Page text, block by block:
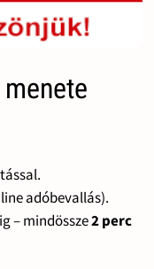
adóbevallás).
– mindössze2 perc